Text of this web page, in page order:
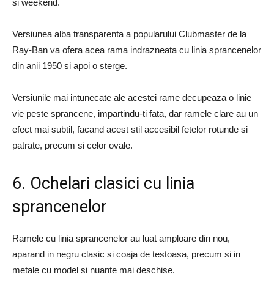
si weekend.
Versiunea alba transparenta a popularului Clubmaster de la
Ray-Ban va ofera acea rama indrazneata cu linia sprancenelor
din anii 1950 si apoi o sterge.
Versiunile mai intunecate ale acestei rame decupeaza o linie
vie peste sprancene, impartindu-ti fata, dar ramele clare au un
efect mai subtil, facand acest stil accesibil fetelor rotunde si
patrate, precum si celor ovale.
6. Ochelari clasici cu linia
sprancenelor
Ramele cu linia sprancenelor au luat amploare din nou,
aparand in negru clasic si coaja de testoasa, precum si in
metale cu model si nuante mai deschise.